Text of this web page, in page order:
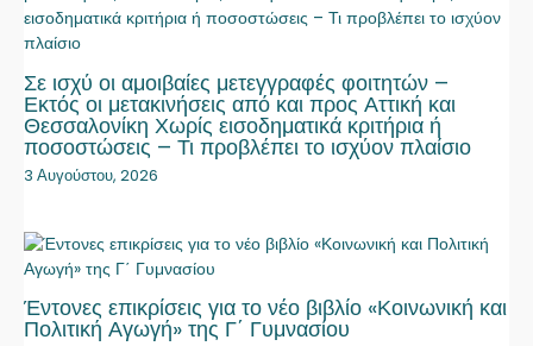
Σε ισχύ οι αμοιβαίες μετεγγραφές φοιτητών –
Εκτός οι μετακινήσεις από και προς Αττική και
Θεσσαλονίκη Χωρίς εισοδηματικά κριτήρια ή
ποσοστώσεις – Τι προβλέπει το ισχύον πλαίσιο
3 Αυγούστου, 2026
Έντονες επικρίσεις για το νέο βιβλίο «Κοινωνική και
Πολιτική Αγωγή» της Γ΄ Γυμνασίου